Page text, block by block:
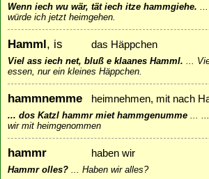
Wenn iech wu wär, tät iech itze hammgiehe. ...
würde ich jetzt heimgehen.
Hamml, is das Häppchen
Viel ass iech net, bluß e klaanes Hamml. ...
essen, nur ein kleines Häppchen.
hammnemme heimnehmen, mit nach
... dos Katzl hammr miet hammgenumme ...
wir mit heimgenommen
hammr haben wir
Hammr olles? ... Haben wir alles?